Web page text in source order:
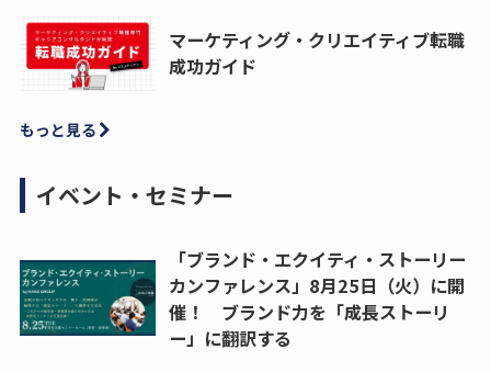
マーケティング・クリエイティブ転職
成功ガイド
もっと見る
イベント・セミナー
「ブランド・エクイティ・ストーリー
カンファレンス」8月25日（火）に開
催！ ブランド力を「成長ストーリ
ー」に翻訳する